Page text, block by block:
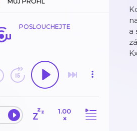
POSLOUCHEJTE
1.00
×
a